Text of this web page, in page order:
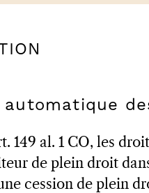
149 al. 1 CO, les
de plein droit
cession de plein